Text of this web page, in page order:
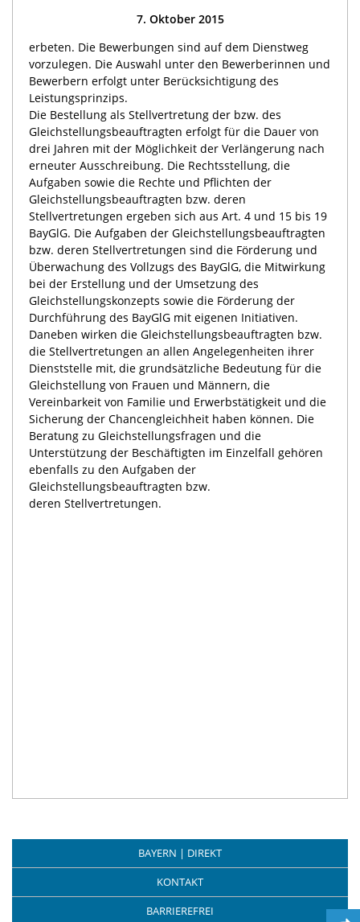
7. Oktober 2015
erbeten. Die Bewerbungen sind auf dem Dienstweg
vorzulegen. Die Auswahl unter den Bewerberinnen und
Bewerbern erfolgt unter Berücksichtigung des
Leistungsprinzips.
Die Bestellung als Stellvertretung der bzw. des
Gleichstellungsbeauftragten erfolgt für die Dauer von
drei Jahren mit der Möglichkeit der Verlängerung nach
erneuter Ausschreibung. Die Rechtsstellung, die
Aufgaben sowie die Rechte und Pflichten der
Gleichstellungsbeauftragten bzw. deren
Stellvertretungen ergeben sich aus Art. 4 und 15 bis 19
BayGlG. Die Aufgaben der Gleichstellungsbeauftragten
bzw. deren Stellvertretungen sind die Förderung und
Überwachung des Vollzugs des BayGlG, die Mitwirkung
bei der Erstellung und der Umsetzung des
Gleichstellungskonzepts sowie die Förderung der
Durchführung des BayGlG mit eigenen Initiativen.
Daneben wirken die Gleichstellungsbeauftragten bzw.
die Stellvertretungen an allen Angelegenheiten ihrer
Dienststelle mit, die grundsätzliche Bedeutung für die
Gleichstellung von Frauen und Männern, die
Vereinbarkeit von Familie und Erwerbstätigkeit und die
Sicherung der Chancengleichheit haben können. Die
Beratung zu Gleichstellungsfragen und die
Unterstützung der Beschäftigten im Einzelfall gehören
ebenfalls zu den Aufgaben der
Gleichstellungsbeauftragten bzw.
deren Stellvertretungen.
BAYERN | DIREKT
KONTAKT
BARRIEREFREI